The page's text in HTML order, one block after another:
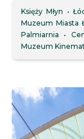
Księży Młyn
Muzeum Miasta
Palmiarnia
Muzeum